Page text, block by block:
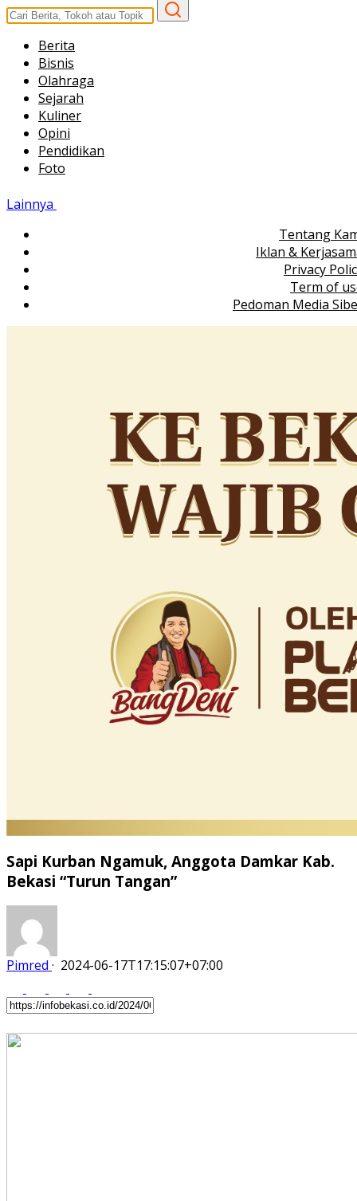
Berita
Bisnis
Olahraga
Sejarah
Kuliner
Opini
Pendidikan
Foto
Lainnya
Tentang
Iklan &
Privacy
Term of
Pedoman Media
Sapi Kurban Ngamuk, Anggota Damkar Kab.
Bekasi “Turun Tangan”
Pimred · 2024-06-17T17:15:07+07:00